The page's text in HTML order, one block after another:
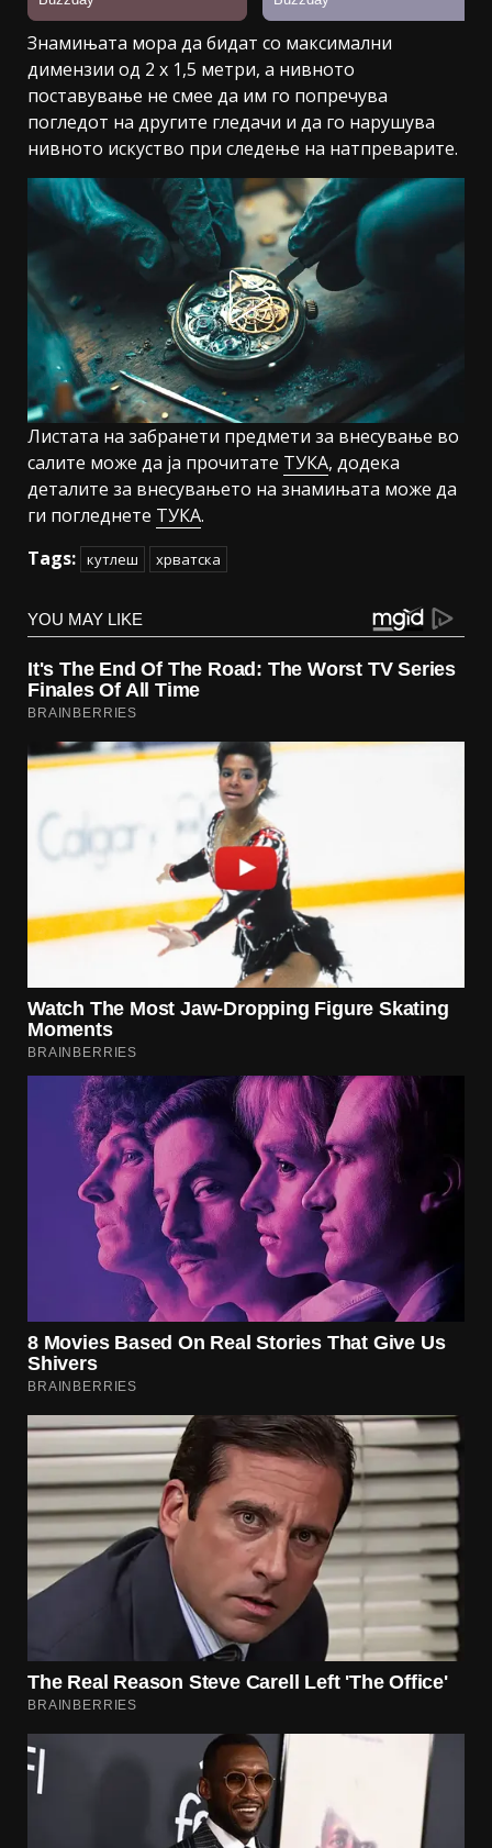
Знамињата мора да бидат со максимални
димензии од 2 x 1,5 метри, а нивното
поставување не смее да им го попречува
погледот на другите гледачи и да го нарушува
нивното искуство при следење на натпреварите.
Листата на забранети предмети за внесување во
салите може да ја прочитате ТУКА, додека
деталите за внесувањето на знамињата може да
ги погледнете ТУКА.
Tags: кутлеш хрватска